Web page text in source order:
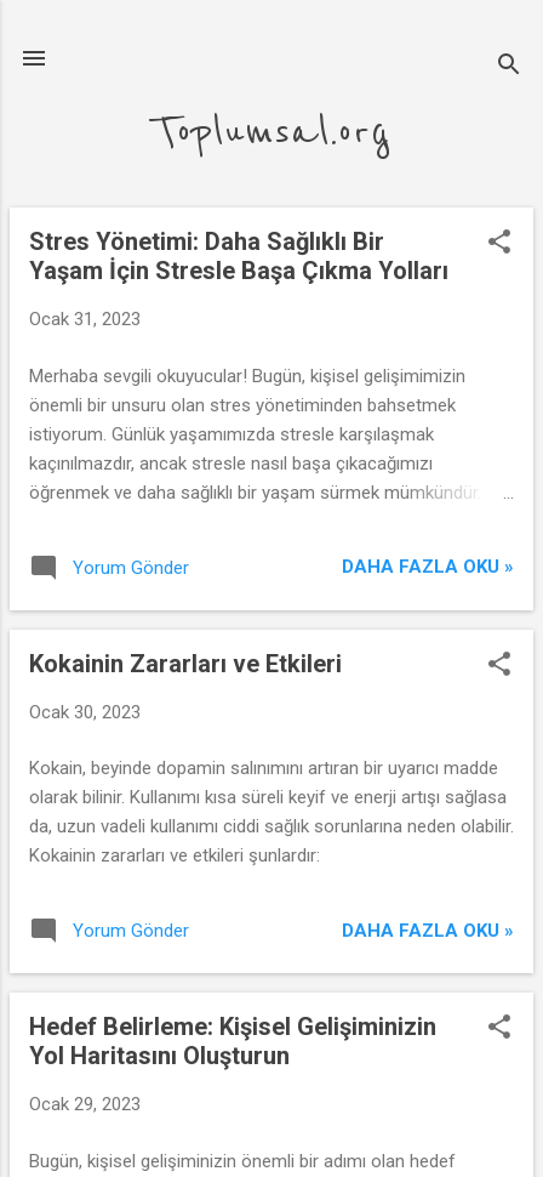
Toplumsal.org
Stres Yönetimi: Daha Sağlıklı Bir
Yaşam İçin Stresle Başa Çıkma Yolları
Ocak 31, 2023
Merhaba sevgili okuyucular! Bugün, kişisel gelişimimizin
önemli bir unsuru olan stres yönetiminden bahsetmek
istiyorum. Günlük yaşamımızda stresle karşılaşmak
kaçınılmazdır, ancak stresle nasıl başa çıkacağımızı
öğrenmek ve daha sağlıklı bir yaşam sürmek mümkündür.
Yorum Gönder DAHA FAZLA OKU »
Kokainin Zararları ve Etkileri
Ocak 30, 2023
Kokain, beyinde dopamin salınımını artıran bir uyarıcı madde
olarak bilinir. Kullanımı kısa süreli keyif ve enerji artışı sağlasa
da, uzun vadeli kullanımı ciddi sağlık sorunlarına neden olabilir.
Kokainin zararları ve etkileri şunlardır:
Yorum Gönder DAHA FAZLA OKU »
Hedef Belirleme: Kişisel Gelişiminizin
Yol Haritasını Oluşturun
Ocak 29, 2023
Bugün, kişisel gelişiminizin önemli bir adımı olan hedef